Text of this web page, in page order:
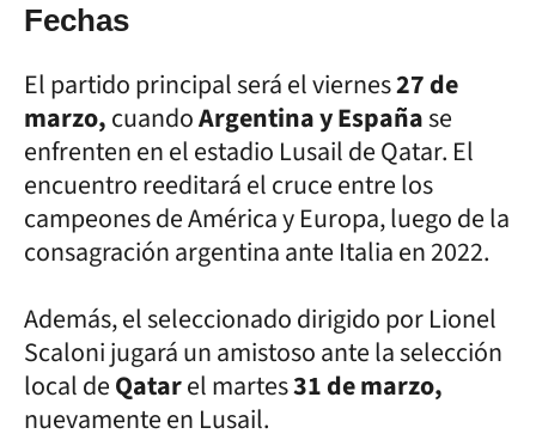
Fechas
El partido principal será el viernes27 de
marzo,cuandoArgentina y Españase
enfrenten en el estadio Lusail de Qatar. El
encuentro reeditará el cruce entre los
campeones de América y Europa, luego de la
consagración argentina ante Italia en 2022.
Además, el seleccionado dirigido por Lionel
Scaloni jugará un amistoso ante la selección
local deQatarel martes31 de marzo,
nuevamente en Lusail.